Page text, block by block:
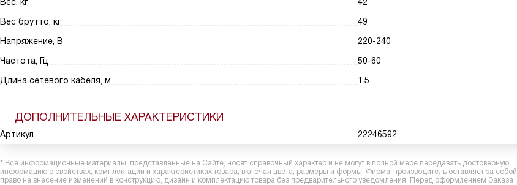
Вес брутто, кг
49
Напряжение, В
220-240
Частота, Гц
50-60
Длина сетевого кабеля, м
1.5
ДОПОЛНИТЕЛЬНЫЕ ХАРАКТЕРИСТИКИ
Артикул 22246592
* Все информационные материалы, представленные на Сайте, носят справочный характер и не могут в полной мере передавать достоверную
информацию о свойствах, комплектации и характеристиках товара, включая цвета, размеры и формы. Фирма-производитель оставляет за собой
право на внесение изменений в конструкцию, дизайн и комплектацию товара без предварительного уведомления. Перед оформлением Заказа